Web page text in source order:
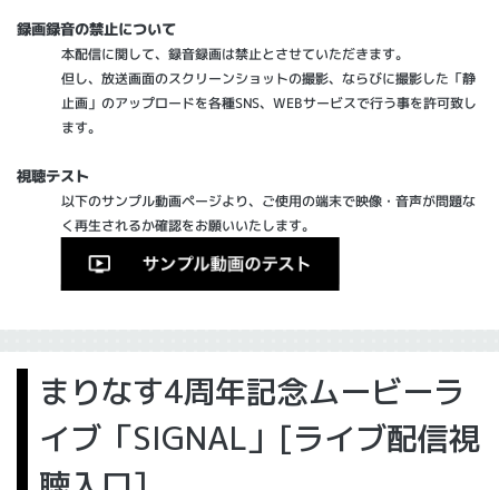
録画録音の禁止について
本配信に関して、録音録画は禁止とさせていただきます。
但し、放送画面のスクリーンショットの撮影、ならびに撮影した「静
止画」のアップロードを各種SNS、WEBサービスで行う事を許可致し
ます。
視聴テスト
以下のサンプル動画ページより、ご使用の端末で映像・音声が問題な
く再生されるか確認をお願いいたします。
まりなす4周年記念ムービーラ
イブ「SIGNAL」[ライブ配信視